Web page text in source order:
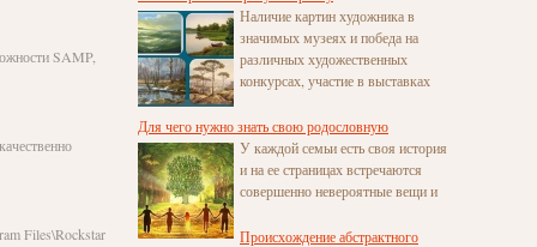
SAMP,
Files\Rockstar
Наличие картин художника в
значимых музеях и победа на
различных художественных
конкурсах, участие в выставках
Для чего нужно знать свою родословную
У каждой семьи есть своя история
и на ее страницах встречаются
совершенно невероятные вещи и
Происхождение абстрактного